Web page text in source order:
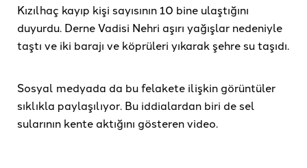
Kızılhaç kayıp kişi sayısının 10 bine ulaştığını
duyurdu. Derne Vadisi Nehri aşırı yağışlar nedeniyle
taştı ve iki barajı ve köprüleri yıkarak şehre su taşıdı.
Sosyal medyada da bu felakete ilişkin görüntüler
sıklıkla paylaşılıyor. Bu iddialardan biri de sel
sularının kente aktığını gösteren video.